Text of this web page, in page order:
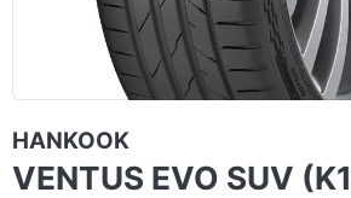
HANKOOK
VENTUS EVO SUV